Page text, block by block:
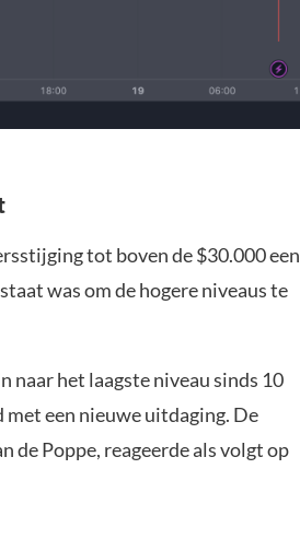
tot boven de $30.000 een
was om de hogere niveaus te
het laagste niveau sinds 10
een nieuwe uitdaging. De
de Poppe, reageerde als volgt op